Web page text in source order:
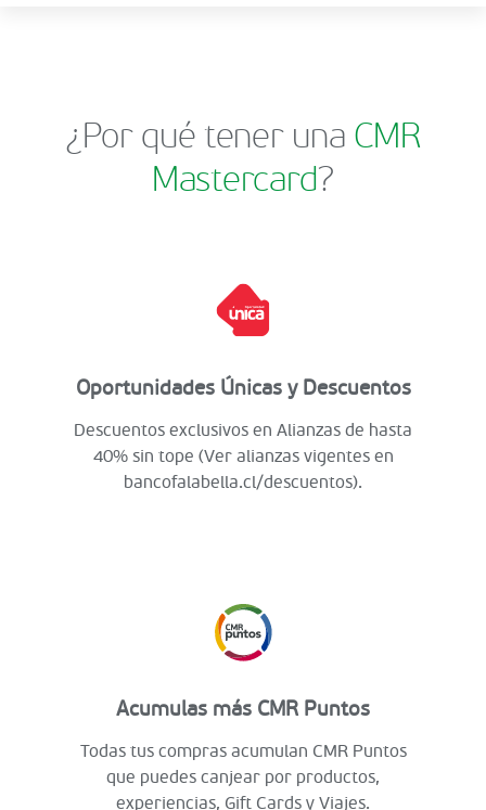
¿Por qué tener una CMR
Mastercard?
Oportunidades Únicas y Descuentos
Descuentos exclusivos en Alianzas de hasta
40% sin tope (Ver alianzas vigentes en
bancofalabella.cl/descuentos).
Acumulas más CMR Puntos
Todas tus compras acumulan CMR Puntos
que puedes canjear por productos,
experiencias, Gift Cards y Viajes.